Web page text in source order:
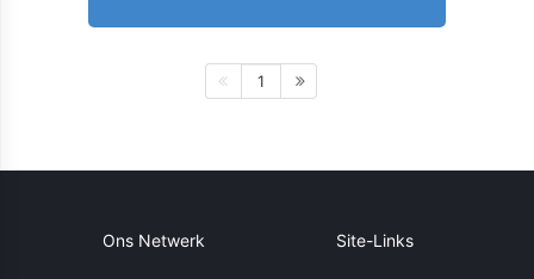
1
Ons Netwerk Site-Links